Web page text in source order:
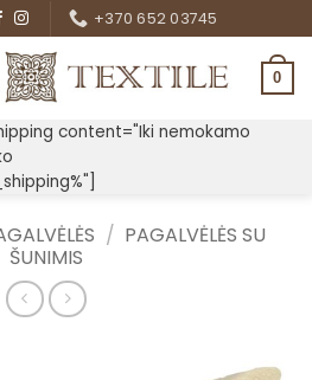
+370 652 03745
0
content="Iki nemokamo
/ PAGALVĖLĖS SU
ŠUNIMIS